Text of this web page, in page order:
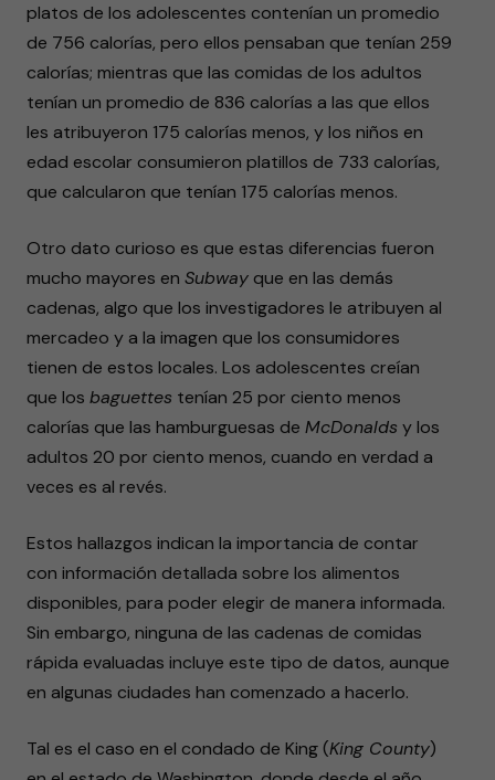
platos de los adolescentes contenían un promedio
de 756 calorías, pero ellos pensaban que tenían 259
calorías; mientras que las comidas de los adultos
tenían un promedio de 836 calorías a las que ellos
les atribuyeron 175 calorías menos, y los niños en
edad escolar consumieron platillos de 733 calorías,
que calcularon que tenían 175 calorías menos.
Otro dato curioso es que estas diferencias fueron
mucho mayores en Subway que en las demás
cadenas, algo que los investigadores le atribuyen al
mercadeo y a la imagen que los consumidores
tienen de estos locales. Los adolescentes creían
que los baguettes tenían 25 por ciento menos
calorías que las hamburguesas de McDonalds y los
adultos 20 por ciento menos, cuando en verdad a
veces es al revés.
Estos hallazgos indican la importancia de contar
con información detallada sobre los alimentos
disponibles, para poder elegir de manera informada.
Sin embargo, ninguna de las cadenas de comidas
rápida evaluadas incluye este tipo de datos, aunque
en algunas ciudades han comenzado a hacerlo.
Tal es el caso en el condado de King (King County)